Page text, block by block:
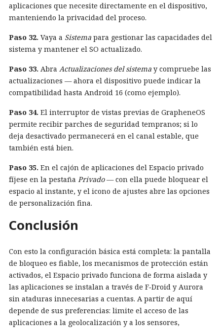
aplicaciones que necesite directamente en el dispositivo,
manteniendo la privacidad del proceso.
Paso 32. Vaya a Sistema para gestionar las capacidades del
sistema y mantener el SO actualizado.
Paso 33. Abra Actualizaciones del sistema y compruebe las
actualizaciones — ahora el dispositivo puede indicar la
compatibilidad hasta Android 16 (como ejemplo).
Paso 34. El interruptor de vistas previas de GrapheneOS
permite recibir parches de seguridad tempranos; si lo
deja desactivado permanecerá en el canal estable, que
también está bien.
Paso 35. En el cajón de aplicaciones del Espacio privado
fíjese en la pestaña Privado— con ella puede bloquear el
espacio al instante, y el icono de ajustes abre las opciones
de personalización fina.
Conclusión
Con esto la configuración básica está completa: la pantalla
de bloqueo es fiable, los mecanismos de protección están
activados, el Espacio privado funciona de forma aislada y
las aplicaciones se instalan a través de F‑Droid y Aurora
sin ataduras innecesarias a cuentas. A partir de aquí
depende de sus preferencias: limite el acceso de las
aplicaciones a la geolocalización y a los sensores,